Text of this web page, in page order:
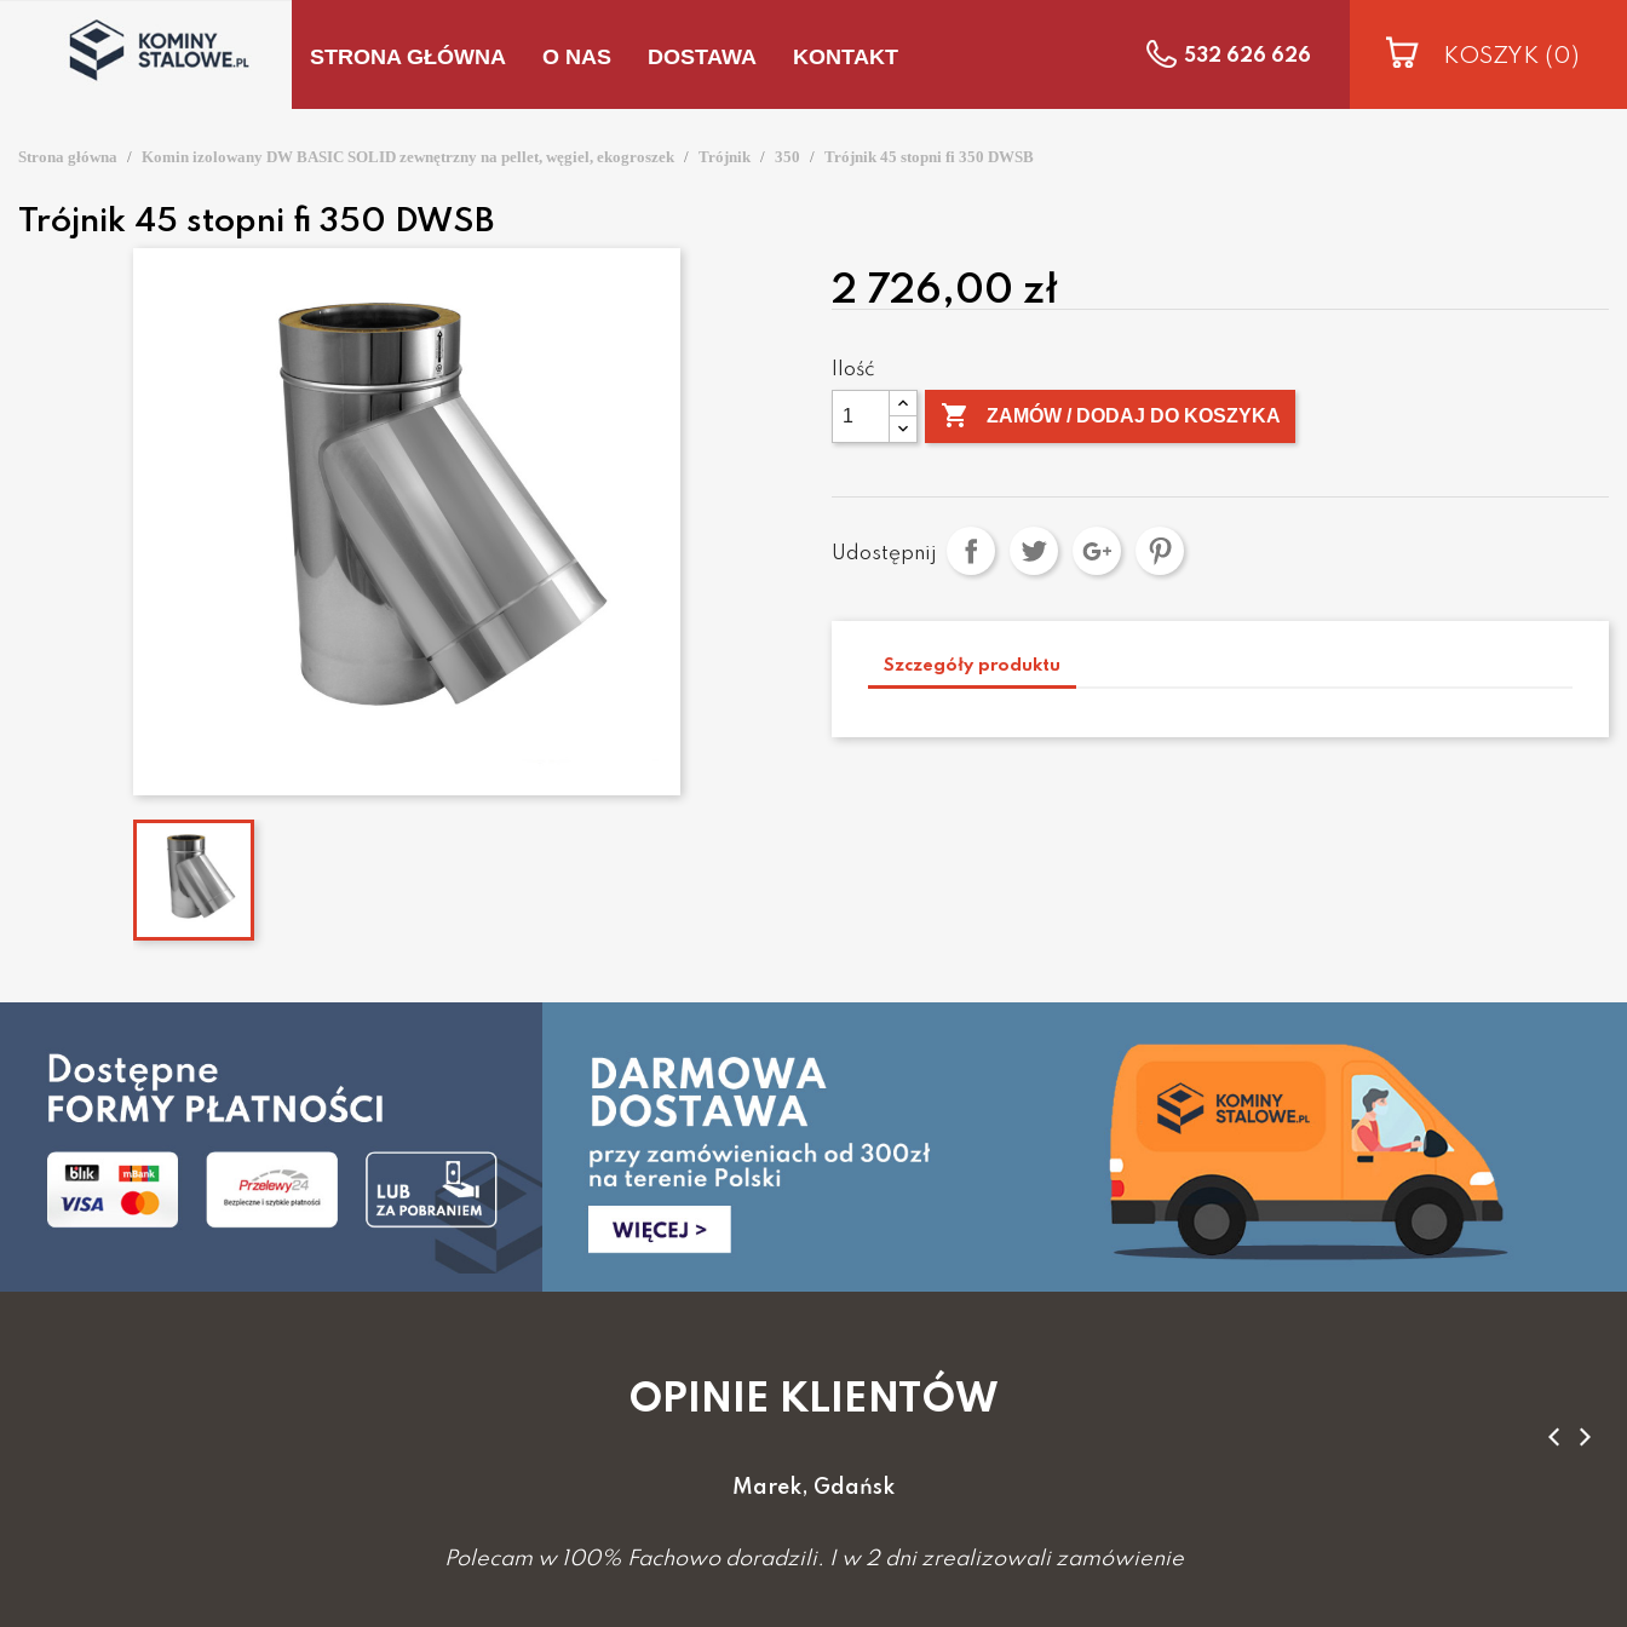
STRONA GŁÓWNA O NAS DOSTAWA KONTAKT 532 626 626 KOSZYK (0)
Strona główna Komin izolowany DW BASIC SOLID zewnętrzny na pellet, węgiel, ekogroszek Trójnik 350 Trójnik 45 stopni fi 350 DWSB
Trójnik 45 stopni fi 350 DWSB
2 726,00 zł
Ilość
 ZAMÓW / DODAJ DO KOSZYKA
Udostępnij
Szczegóły produktu
OPINIE KLIENTÓW
Marek, Gdańsk
Polecam w 100% Fachowo doradzili. I w 2 dni zrealizowali zamówienie